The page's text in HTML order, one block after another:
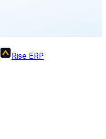
Rise ERP